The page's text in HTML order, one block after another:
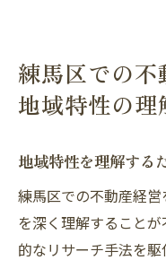
練馬区での
地域特性の理
地域特性を理解する
練馬区での不動産経
を深く理解すること
的なリサーチ手法を